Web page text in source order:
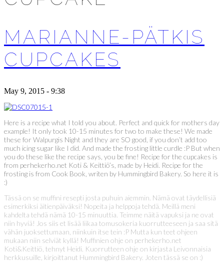
MARIANNE-PÄTKIS
CUPCAKES
May 9, 2015 - 9:38
Here is a recipe what I told you about. Perfect and quick for mothers day
example! It only took 10-15 minutes for two to make these! We made
these for Walpurgis Night and they are SO good, if you don’t add too
much icing sugar like I did. And made the frosting little curdle :P But when
you do these like the recipe says, you be fine! Recipe for the cupcakes is
from perhekerho.net Koti & Keittiö’s, made by Heidi. Recipe for the
frosting is from Cook Book, writen by Hummingbird Bakery. So here it is
:)
Tässä on se muffini resepti josta puhuin aiemmin. Nämä ovat täydellisiä
esimerkiksi äitienpäiväksi! Nopeita ja helppoja tehdä. Meillä meni
kahdelta tehdä nämä 10-15 minuuttia. Teimme näitä vapuksi ja ne ovat
niin hyviä! Jos siis et lisää liikaa tomusokeria kuorrutteeseen ja saa sitä
vähän juoksettumaan, niinkuin itse tein :P Mutta kun teet ohjeen
mukaan niin selviät kyllä! Muffinien ohje on perhekerho.net
Koti&Keittiö, tehnyt Heidi. Kuorrutteen ohje on kirjasta Leivonnaisia
herkkusuille, kirjoittanut Hummingbird Bakery. Joten tässä se on :)